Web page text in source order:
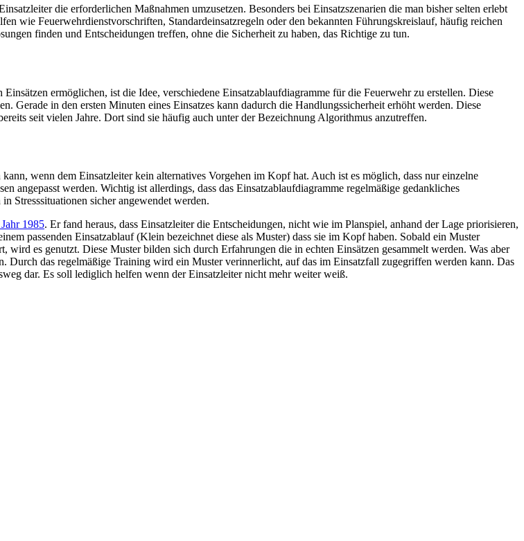
die erforderlichen Maßnahmen umzusetzen. Besonders bei Einsatzszenarien die man bisher selten erlebt
wie Feuerwehrdienstvorschriften, Standardeinsatzregeln oder den bekannten Führungskreislauf, häufig reichen
finden und Entscheidungen treffen, ohne die Sicherheit zu haben, das Richtige zu tun.
ermöglichen, ist die Idee, verschiedene Einsatzablaufdiagramme für die Feuerwehr zu erstellen. Diese
Gerade in den ersten Minuten eines Einsatzes kann dadurch die Handlungssicherheit erhöht werden. Diese
seit vielen Jahre. Dort sind sie häufig auch unter der Bezeichnung Algorithmus anzutreffen.
wenn dem Einsatzleiter kein alternatives Vorgehen im Kopf hat. Auch ist es möglich, dass nur einzelne
angepasst werden. Wichtig ist allerdings, dass das Einsatzablaufdiagramme regelmäßige gedankliches
Stresssituationen sicher angewendet werden.
1985. Er fand heraus, dass Einsatzleiter die Entscheidungen, nicht wie im Planspiel, anhand der Lage priorisieren,
passenden Einsatzablauf (Klein bezeichnet diese als Muster) dass sie im Kopf haben. Sobald ein Muster
es genutzt. Diese Muster bilden sich durch Erfahrungen die in echten Einsätzen gesammelt werden. Was aber
das regelmäßige Training wird ein Muster verinnerlicht, auf das im Einsatzfall zugegriffen werden kann. Das
dar. Es soll lediglich helfen wenn der Einsatzleiter nicht mehr weiter weiß.